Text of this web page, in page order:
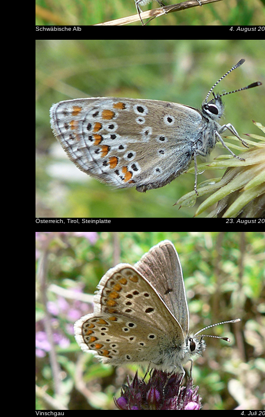
Schwäbische Alb 4. August
Österreich, Tirol, Steinplatte 23. August
Vinschgau 4. Juli